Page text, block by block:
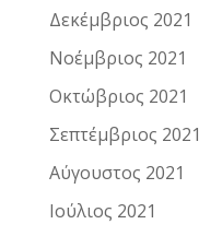
Δεκέμβριος 2021
Νοέμβριος 2021
Οκτώβριος 2021
Σεπτέμβριος 2021
Αύγουστος 2021
Ιούλιος 2021